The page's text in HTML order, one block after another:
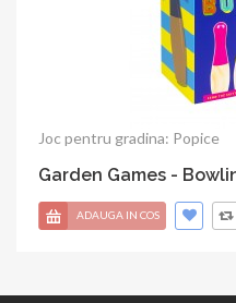
Joc pentru gradina: Popice
Garden Games -
ADAUGA IN COS